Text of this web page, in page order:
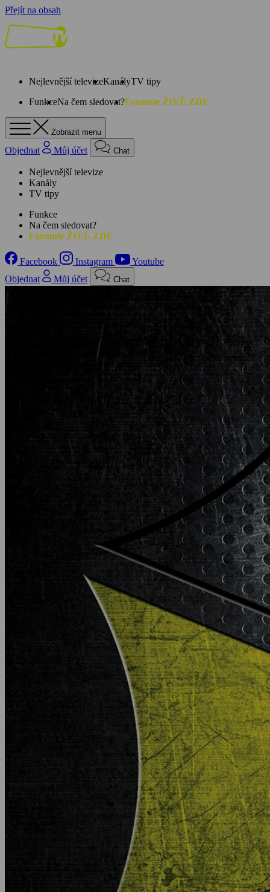
Přejít na obsah
Nejlevnější televizeKanályTV tipy
FunkceNa čem sledovat?Formule ŽIVĚ ZDE
Zobrazit menu
Objednat Můj účet Chat
Nejlevnější televize
Kanály
TV tipy
Funkce
Na čem sledovat?
Formule ŽIVĚ ZDE
Facebook Instagram
Youtube
Objednat
Můj účet Chat